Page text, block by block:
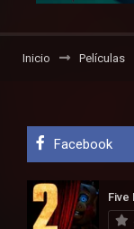
Inicio Películas
Facebook
Five